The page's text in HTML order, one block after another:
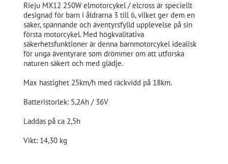
Rieju MX12 250W elmotorcykel / elcross är speciellt
designad för barn i åldrarna 3 till 6, vilket ger dem en
säker, spännande och äventyrsfylld upplevelse på sin
första motorcykel. Med högkvalitativa
säkerhetsfunktioner är denna barnmotorcykel idealisk
för unga äventyrare som drömmer om att utforska
naturen säkert och med glädje.
Max hastighet 25km/h med räckvidd på 18km.
Batteristorlek: 5,2Ah / 36V
Laddas på ca 2,5h
Vikt: 14,30 kg